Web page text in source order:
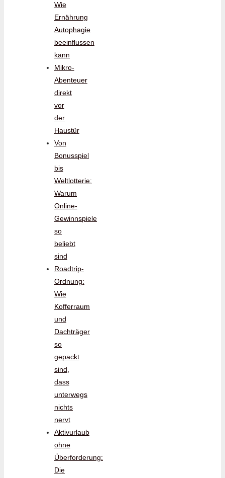
Wie
Ernährung
Autophagie
beeinflussen
kann
Mikro-
Abenteuer
direkt
vor
der
Haustür
Von
Bonusspiel
bis
Weltlotterie:
Warum
Online-
Gewinnspiele
so
beliebt
sind
Roadtrip-
Ordnung:
Wie
Kofferraum
und
Dachträger
so
gepackt
sind,
dass
unterwegs
nichts
nervt
Aktivurlaub
ohne
Überforderung:
Die